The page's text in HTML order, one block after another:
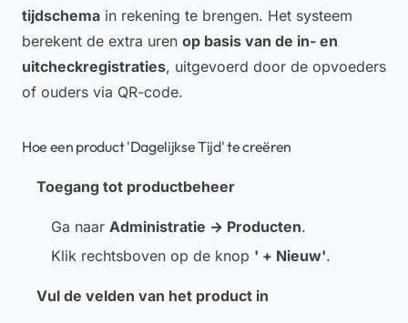
tijdschema in rekening te brengen. Het systeem
berekent de extra uren op basis van de in- en
uitcheckregistraties, uitgevoerd door de opvoeders
of ouders via QR-code.
Hoe een product 'Dagelijkse Tijd' te creëren
Toegang tot productbeheer
Ga naar Administratie → Producten.
Klik rechtsboven op de knop ' + Nieuw'.
Vul de velden van het product in